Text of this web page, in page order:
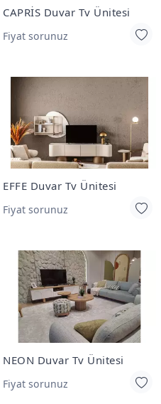
CAPRİS Duvar Tv Ünitesi
Fiyat sorunuz
EFFE Duvar Tv Ünitesi
Fiyat sorunuz
NEON Duvar Tv Ünitesi
Fiyat sorunuz